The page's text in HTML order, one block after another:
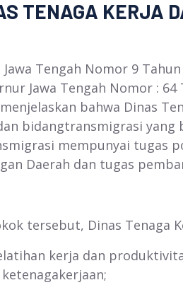
KERJA DAN
Nomor 9 Tahun
Jawa Tengah Nomor :
bahwa Dinas
bidangtransmigrasi
mempunyai
Daerah dan tugas
Dinas Tenaga
kerja dan